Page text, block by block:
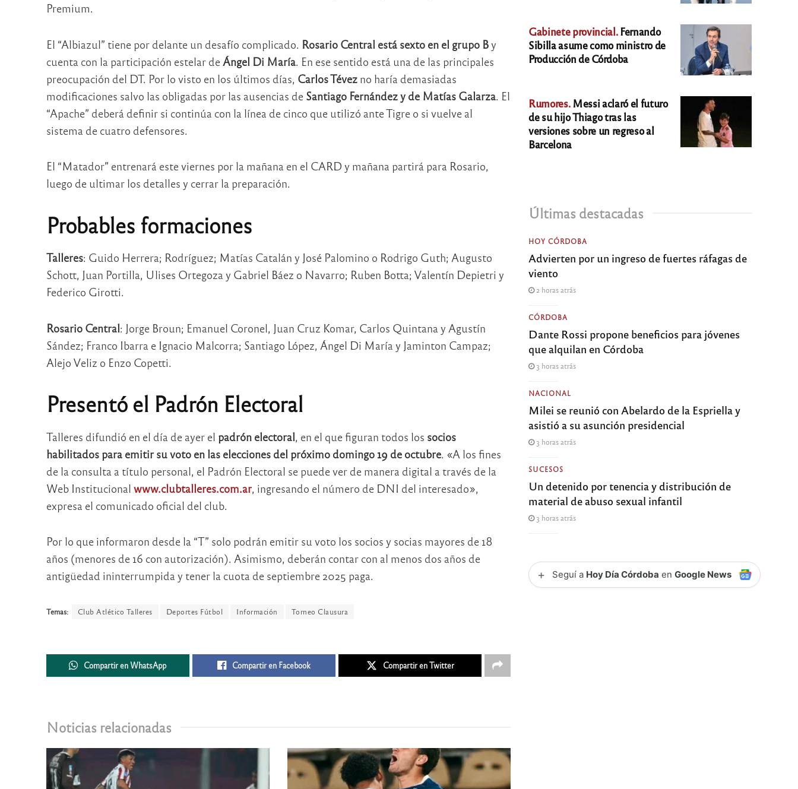
Premium.
El “Albiazul” tiene por delante un desafío complicado. Rosario Central está sexto en el grupo By
cuenta con la participación estelar de Ángel Di María. En ese sentido está una de las principales
preocupación del DT. Por lo visto en los últimos días, Carlos Tévezno haría demasiadas
modificaciones salvo las obligadas por las ausencias de Santiago Fernández y de Matías Galarza. El
“Apache” deberá definir si continúa con la línea de cinco que utilizó ante Tigre o si vuelve al
sistema de cuatro defensores.
El “Matador” entrenará este viernes por la mañana en el CARD y mañana partirá para Rosario,
luego de ultimar los detalles y cerrar la preparación.
Probables formaciones
Talleres: Guido Herrera; Rodríguez; Matías Catalán y José Palomino o Rodrigo Guth; Augusto
Schott, Juan Portilla, Ulises Ortegoza y Gabriel Báez o Navarro; Ruben Botta; Valentín Depietri y
Federico Girotti.
Rosario Central: Jorge Broun; Emanuel Coronel, Juan Cruz Komar, Carlos Quintana y Agustín
Sández; Franco Ibarra e Ignacio Malcorra; Santiago López, Ángel Di María y Jaminton Campaz;
Alejo Veliz o Enzo Copetti.
Presentó el Padrón Electoral
Talleres difundió en el día de ayer el padrón electoral, en el que figuran todos los socios
habilitados para emitir su voto en las elecciones del próximo domingo 19 de octubre. «A los fines
de la consulta a título personal, el Padrón Electoral se puede ver de manera digital a través de la
Web Institucional www.clubtalleres.com.ar, ingresando el número de DNI del interesado»,
expresa el comunicado oficial del club.
Por lo que informaron desde la “T” solo podrán emitir su voto los socios y socias mayores de 18
años (menores de 16 con autorización). Asimismo, deberán contar con al menos dos años de
antigüedad ininterrumpida y tener la cuota de septiembre 2025 paga.
Temas: Club Atlético Talleres Deportes Fútbol Información Torneo Clausura
Compartir en WhatsApp Compartir en Facebook Compartir en Twitter
Noticias relacionadas
Gabinete provincial.Fernando
Sibilla asume como ministro de
Producción de Córdoba
Rumores.Messi aclaró el futuro
de su hijo Thiago tras las
versiones sobre un regreso al
Barcelona
Últimas destacadas
HOY CÓRDOBA
Advierten por un ingreso de fuertes ráfagas de
viento
2 horas atrás
CÓRDOBA
Dante Rossi propone beneficios para jóvenes
que alquilan en Córdoba
3 horas atrás
NACIONAL
Milei se reunió con Abelardo de la Espriella y
asistió a su asunción presidencial
3 horas atrás
SUCESOS
Un detenido por tenencia y distribución de
material de abuso sexual infantil
3 horas atrás
+ Seguí a Hoy Día Córdoba enGoogle News